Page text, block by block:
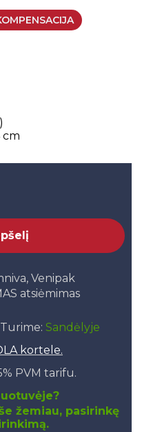
cm
Venipak
atsiėmimas
Sandėlyje
kortele.
PVM tarifu.
žemiau, pasirinkę